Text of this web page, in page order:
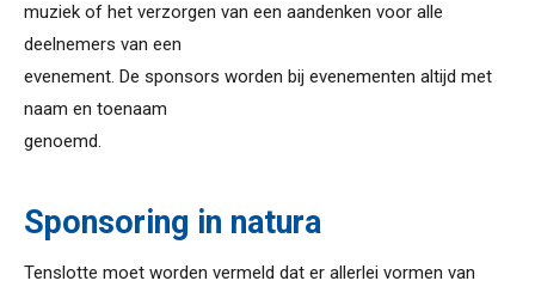
muziek of het verzorgen van een aandenken voor alle
deelnemers van een
evenement. De sponsors worden bij evenementen altijd met
naam en toenaam
genoemd.
Sponsoring in natura
Tenslotte moet worden vermeld dat er allerlei vormen van